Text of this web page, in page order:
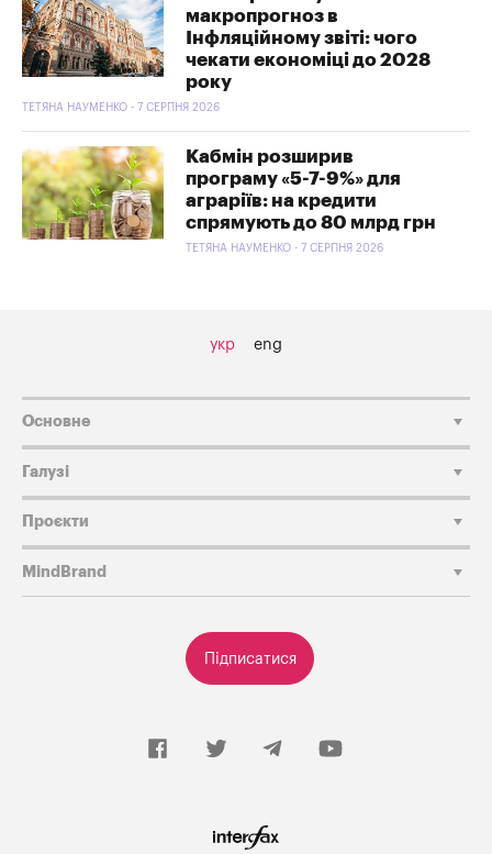
макропрогноз в
Інфляційному звіті: чого
чекати економіці до 2028
року
ТЕТЯНА НАУМЕНКО - 7 СЕРПНЯ 2026
Кабмін розширив
програму «5-7-9%» для
аграріїв: на кредити
спрямують до 80 млрд грн
ТЕТЯНА НАУМЕНКО - 7 СЕРПНЯ 2026
укр eng
Підписатися
Основне
Галузі
Проєкти
MindBrand